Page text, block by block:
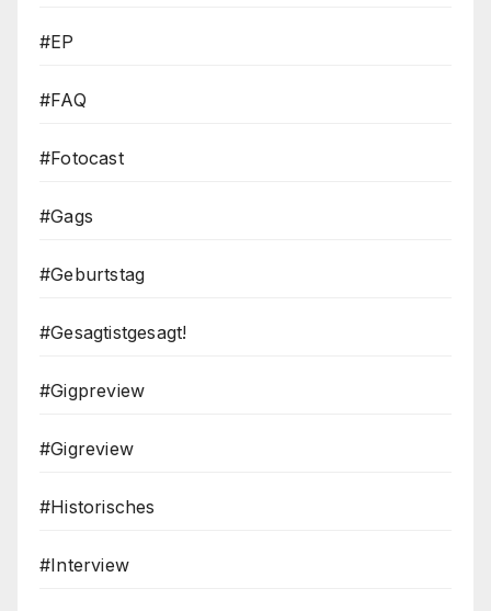
#EP
#FAQ
#Fotocast
#Gags
#Geburtstag
#Gesagtistgesagt!
#Gigpreview
#Gigreview
#Historisches
#Interview